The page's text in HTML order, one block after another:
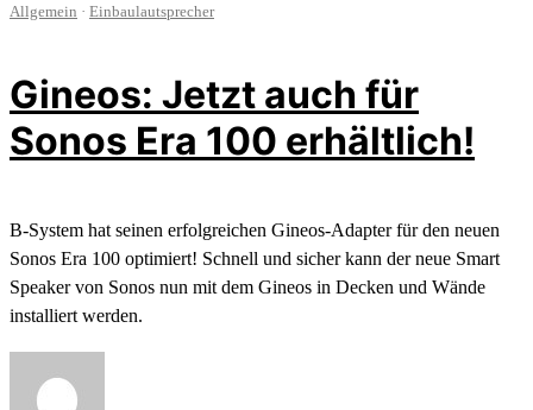
Allgemein · Einbaulautsprecher
Gineos: Jetzt auch für
Sonos Era 100 erhältlich!
B-System hat seinen erfolgreichen Gineos-Adapter für den neuen
Sonos Era 100 optimiert! Schnell und sicher kann der neue Smart
Speaker von Sonos nun mit dem Gineos in Decken und Wände
installiert werden.